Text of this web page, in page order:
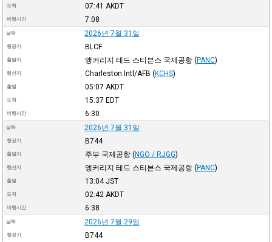
도착 07:41 AKDT
비행시간 7:08
날짜 2026년 7월 31일
항공기 BLCF
출발지 앵커리지 테드 스티븐스 국제공항 (PANC)
행선지 Charleston Intl/AFB (KCHS)
출발 05:07 AKDT
도착 15:37 EDT
비행시간 6:30
날짜 2026년 7월 31일
항공기 B744
출발지 주부 국제공항 (NGO / RJGG)
행선지 앵커리지 테드 스티븐스 국제공항 (PANC)
출발 13:04JST
도착 02:42 AKDT
비행시간 6:38
날짜 2026년 7월 29일
항공기 B744